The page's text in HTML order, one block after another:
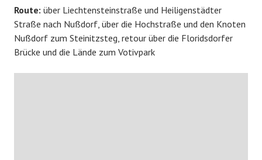
Route: über Liechtensteinstraße und Heiligenstädter
Straße nach Nußdorf, über die Hochstraße und den Knoten
Nußdorf zum Steinitzsteg, retour über die Floridsdorfer
Brücke und die Lände zum Votivpark